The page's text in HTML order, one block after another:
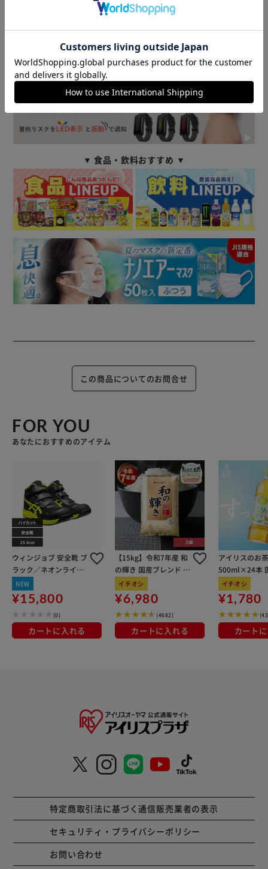
予めご了承くださいますようお願いいたします。
商品はアイリスプラザがセレクトしたオススメ商品です。
商品情報
▼ 食品・飲料おすすめ ▼
この商品についてのお問合せ
FOR YOU
あなたにおすすめのアイテム
ウィンジョブ 安全靴 ブ
ラック／ネオンライム
25.0cm
NEW
¥15,800
(0)
カートに入れる
【15kg】令和7年産 和
の輝き 国産ブレンド 5
kg×3袋
イチオシ
¥6,980
(4682)
カートに入れる
アイリスのお
500ml×24本
100％使用
イチオシ
¥1,780
カート
特定商取引法に基づく通信販売業者の表示
セキュリティ・プライバシーポリシー
お問い合わせ